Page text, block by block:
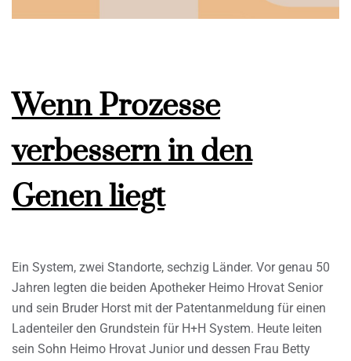
Wenn Prozesse
verbessern in den
Genen liegt
Ein System, zwei Standorte, sechzig Länder. Vor genau 50
Jahren legten die beiden Apotheker Heimo Hrovat Senior
und sein Bruder Horst mit der Patentanmeldung für einen
Ladenteiler den Grundstein für H+H System. Heute leiten
sein Sohn Heimo Hrovat Junior und dessen Frau Betty